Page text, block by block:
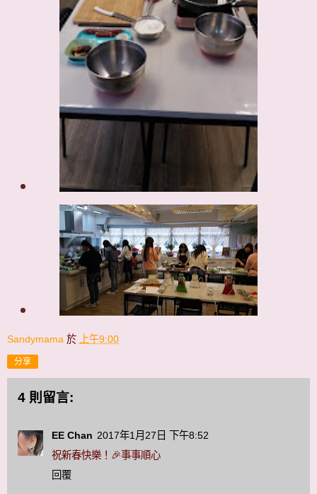
Sandymama 於 上午9:00
分享
4 則留言:
EE Chan 2017年1月27日 下午8:52
祝新春快樂！🎉事事順心
回覆